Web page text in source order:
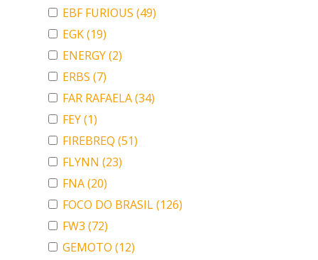
EBF FURIOUS (49)
EGK(19)
ENERGY(2)
ERBS (7)
FAR RAFAELA(34)
FEY(1)
FIREBREQ (51)
FLYNN (23)
FNA(20)
FOCO DO BRASIL(126)
FW3 (72)
GEMOTO (12)